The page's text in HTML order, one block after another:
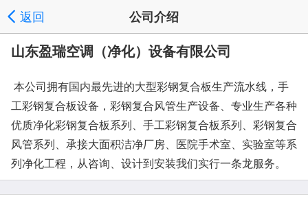
返回 公司介绍
山东盈瑞空调（净化）设备有限公司
本公司拥有国内最先进的大型彩钢复合板生产流水线，手
工彩钢复合板设备，彩钢复合风管生产设备、专业生产各种
优质净化彩钢复合板系列、手工彩钢复合板系列、彩钢复合
风管系列、承接大面积洁净厂房、医院手术室、实验室等系
列净化工程，从咨询、设计到安装我们实行一条龙服务。